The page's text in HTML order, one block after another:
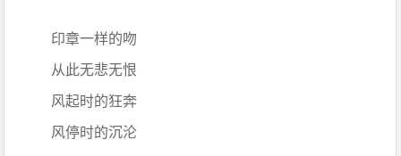
印章一样的吻
从此无悲无恨
风起时的狂奔
风停时的沉沦